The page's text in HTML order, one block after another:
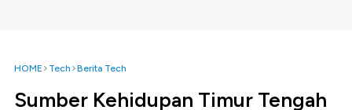
HOME Tech Berita Tech
Sumber Kehidupan Timur Tengah